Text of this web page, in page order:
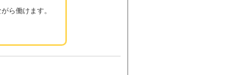
ら働けます。